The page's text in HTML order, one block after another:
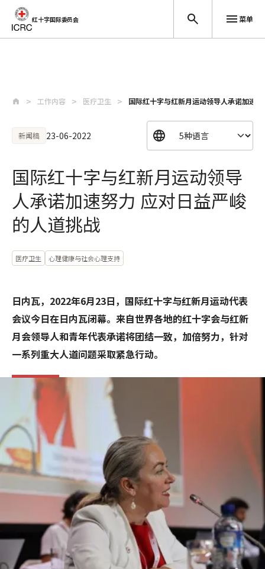
红十字国际委员会 菜单
工作内容 医疗卫生 国际红十字与红新月运动领导人承诺加速
新闻稿 23-06-2022
国际红十字与红新月运动领导
人承诺加速努力 应对日益严峻
的人道挑战
医疗卫生 心理健康与社会心理支持
日内瓦，2022年6月23日，国际红十字与红新月运动代表
会议今日在日内瓦闭幕。来自世界各地的红十字会与红新
月会领导人和青年代表承诺将团结一致，加倍努力，针对
一系列重大人道问题采取紧急行动。